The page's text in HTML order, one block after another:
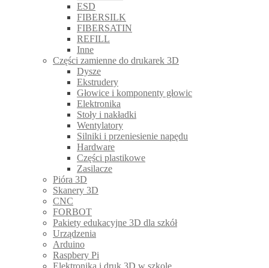
ESD
FIBERSILK
FIBERSATIN
REFILL
Inne
Części zamienne do drukarek 3D
Dysze
Ekstrudery
Głowice i komponenty głowic
Elektronika
Stoły i nakładki
Wentylatory
Silniki i przeniesienie napędu
Hardware
Części plastikowe
Zasilacze
Pióra 3D
Skanery 3D
CNC
FORBOT
Pakiety edukacyjne 3D dla szkół
Urządzenia
Arduino
Raspbery Pi
Elektronika i druk 3D w szkole